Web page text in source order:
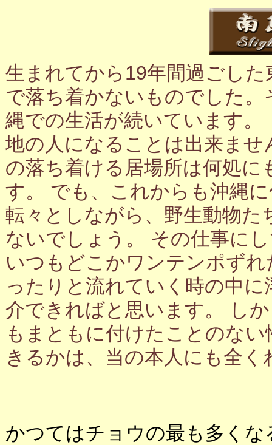
生まれてから19年間過ごし
で落ち着かないものでした
縄での生活が続いています
地の人になることは出来ま
の落ち着ける居場所は何処
す。 でも、これからも沖縄
転々としながら、野生動物
ないでしょう。 その仕事に
いつもどこかワンテンポず
ったりと流れていく時の中
介できればと思います。 し
もまともに付けたことのな
きるかは、当の本人にも全く
かつてはチョウの最も多く